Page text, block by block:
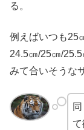
る。
例えばいつも25
24.5㎝/25㎝/
みて合いそうな